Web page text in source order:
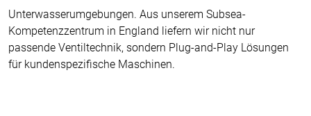
Unterwasserumgebungen. Aus unserem Subsea-
Kompetenzzentrum in England liefern wir nicht nur
passende Ventiltechnik, sondern Plug-and-Play Lösungen
für kundenspezifische Maschinen.